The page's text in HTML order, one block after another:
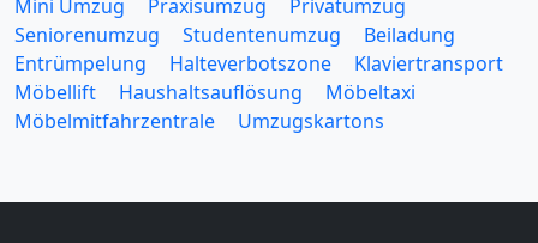
Mini Umzug
Praxisumzug
Privatumzug
Seniorenumzug
Studentenumzug
Beiladung
Entrümpelung
Halteverbotszone
Klaviertransport
Möbellift
Haushaltsauflösung
Möbeltaxi
Möbelmitfahrzentrale
Umzugskartons